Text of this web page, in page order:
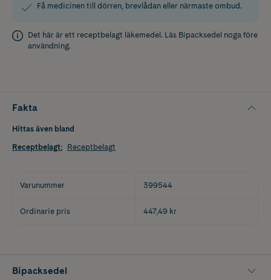
Få medicinen till dörren, brevlådan eller närmaste ombud.
Det här är ett receptbelagt läkemedel. Läs Bipacksedel noga före
användning.
Fakta
Hittas även bland
Receptbelagt: Receptbelagt
Varunummer 399544
Ordinarie pris 447,49 kr
Bipacksedel